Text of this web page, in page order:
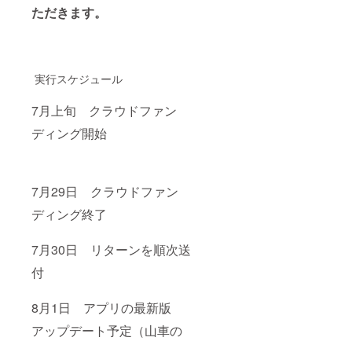
ただきます。
実行スケジュール
7月上旬 クラウドファン
ディング開始
7月29日 クラウドファン
ディング終了
7月30日 リターンを順次送
付
8月1日 アプリの最新版
アップデート予定（山車の